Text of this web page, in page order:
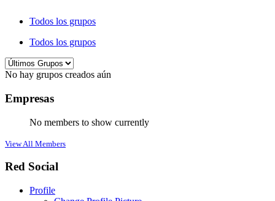
Todos los grupos
Todos los grupos
No hay grupos creados aún
Empresas
No members to show currently
View All Members
Red Social
Profile